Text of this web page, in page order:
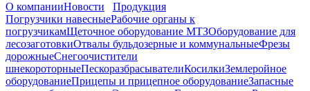
О компанииНовости
Продукция
Погрузчики навесныеРабочие органы к
погрузчикамЩеточное оборудование МТЗОборудование для
лесозаготовкиОтвалы бульдозерные и коммунальныеФрезы
дорожныеСнегоочистители
шнекороторныеПескоразбрасывателиКосилкиЗемлеройное
оборудованиеПрицепы и прицепное оборудованиеЗапасные